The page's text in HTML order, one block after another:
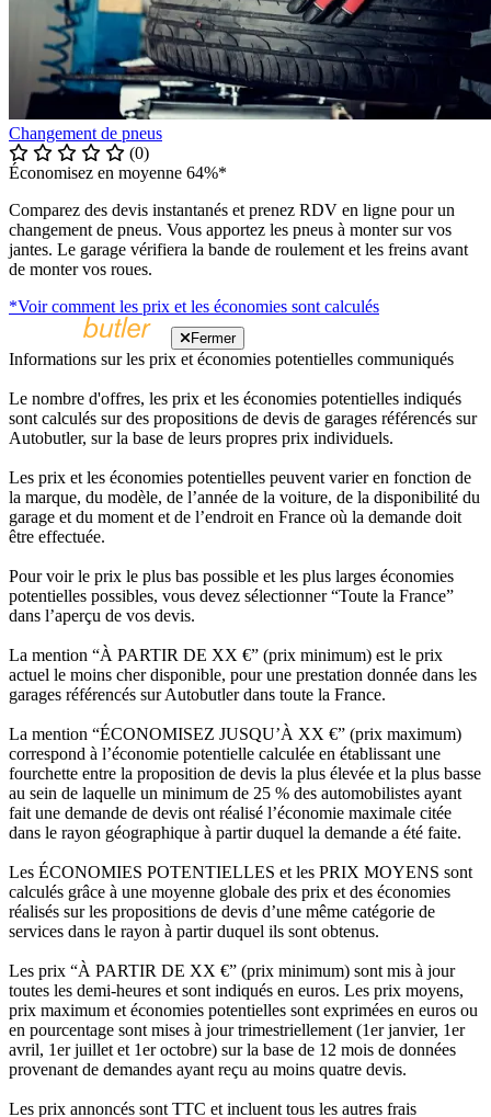
Changement de pneus
(0)
Économisez en moyenne 64%*
Comparez des devis instantanés et prenez RDV en ligne pour un
changement de pneus. Vous apportez les pneus à monter sur vos
jantes. Le garage vérifiera la bande de roulement et les freins avant
de monter vos roues.
*Voir comment les prix et les économies sont calculés
Fermer
Informations sur les prix et économies potentielles communiqués
Le nombre d'offres, les prix et les économies potentielles indiqués
sont calculés sur des propositions de devis de garages référencés sur
Autobutler, sur la base de leurs propres prix individuels.
Les prix et les économies potentielles peuvent varier en fonction de
la marque, du modèle, de l’année de la voiture, de la disponibilité du
garage et du moment et de l’endroit en France où la demande doit
être effectuée.
Pour voir le prix le plus bas possible et les plus larges économies
potentielles possibles, vous devez sélectionner “Toute la France”
dans l’aperçu de vos devis.
La mention “À PARTIR DE XX €” (prix minimum) est le prix
actuel le moins cher disponible, pour une prestation donnée dans les
garages référencés sur Autobutler dans toute la France.
La mention “ÉCONOMISEZ JUSQU’À XX €” (prix maximum)
correspond à l’économie potentielle calculée en établissant une
fourchette entre la proposition de devis la plus élevée et la plus basse
au sein de laquelle un minimum de 25 % des automobilistes ayant
fait une demande de devis ont réalisé l’économie maximale citée
dans le rayon géographique à partir duquel la demande a été faite.
Les ÉCONOMIES POTENTIELLES et les PRIX MOYENS sont
calculés grâce à une moyenne globale des prix et des économies
réalisés sur les propositions de devis d’une même catégorie de
services dans le rayon à partir duquel ils sont obtenus.
Les prix “À PARTIR DE XX €” (prix minimum) sont mis à jour
toutes les demi-heures et sont indiqués en euros. Les prix moyens,
prix maximum et économies potentielles sont exprimées en euros ou
en pourcentage sont mises à jour trimestriellement (1er janvier, 1er
avril, 1er juillet et 1er octobre) sur la base de 12 mois de données
provenant de demandes ayant reçu au moins quatre devis.
Les prix annoncés sont TTC et incluent tous les autres frais